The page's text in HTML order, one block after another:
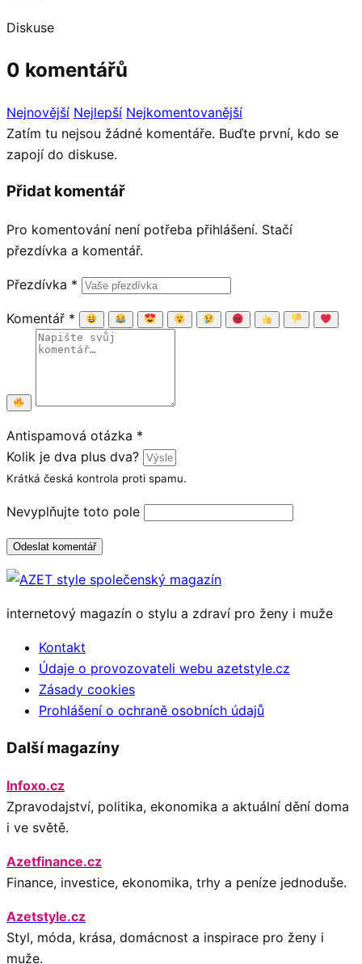
Diskuse
0 komentářů
Nejnovější Nejlepší Nejkomentovanější
Zatím tu nejsou žádné komentáře. Buďte první, kdo se
zapojí do diskuse.
Přidat komentář
Pro komentování není potřeba přihlášení. Stačí
přezdívka a komentář.
Přezdívka *
Komentář *
Antispamová otázka *
Kolik je dva plus dva?
Krátká česká kontrola proti spamu.
Nevyplňujte toto pole
Odeslat komentář
internetový magazín o stylu a zdraví pro ženy i muže
Kontakt
Údaje o provozovateli webu azetstyle.cz
Zásady cookies
Prohlášení o ochraně osobních údajů
Další magazíny
Infoxo.cz
Zpravodajství, politika, ekonomika a aktuální dění doma
i ve světě.
Azetfinance.cz
Finance, investice, ekonomika, trhy a peníze jednoduše.
Azetstyle.cz
Styl, móda, krása, domácnost a inspirace pro ženy i
muže.